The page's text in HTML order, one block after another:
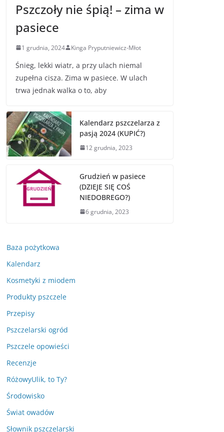
Pszczoły nie śpią! – zima w
pasiece
1 grudnia, 2024 Kinga Pryputniewicz-Młot
Śnieg, lekki wiatr, a przy ulach niemal
zupełna cisza. Zima w pasiece. W ulach
trwa jednak walka o to, aby
Kalendarz pszczelarza z
pasją 2024 (KUPIĆ?)
12 grudnia, 2023
Grudzień w pasiece
(DZIEJE SIĘ COŚ
NIEDOBREGO?)
6 grudnia, 2023
Baza pożytkowa
Kalendarz
Kosmetyki z miodem
Produkty pszczele
Przepisy
Pszczelarski ogród
Pszczele opowieści
Recenzje
RóżowyUlik, to Ty?
Środowisko
Świat owadów
Słownik pszczelarski